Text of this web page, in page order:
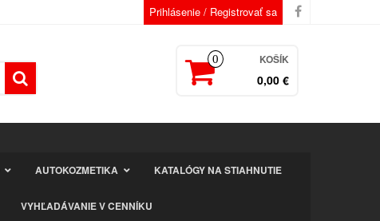
Prihlásenie / Registrovať sa
0 KOŠÍK
0,00 €
AUTOKOZMETIKA KATALÓGY NA STIAHNUTIE
VYHĽADÁVANIE V CENNÍKU